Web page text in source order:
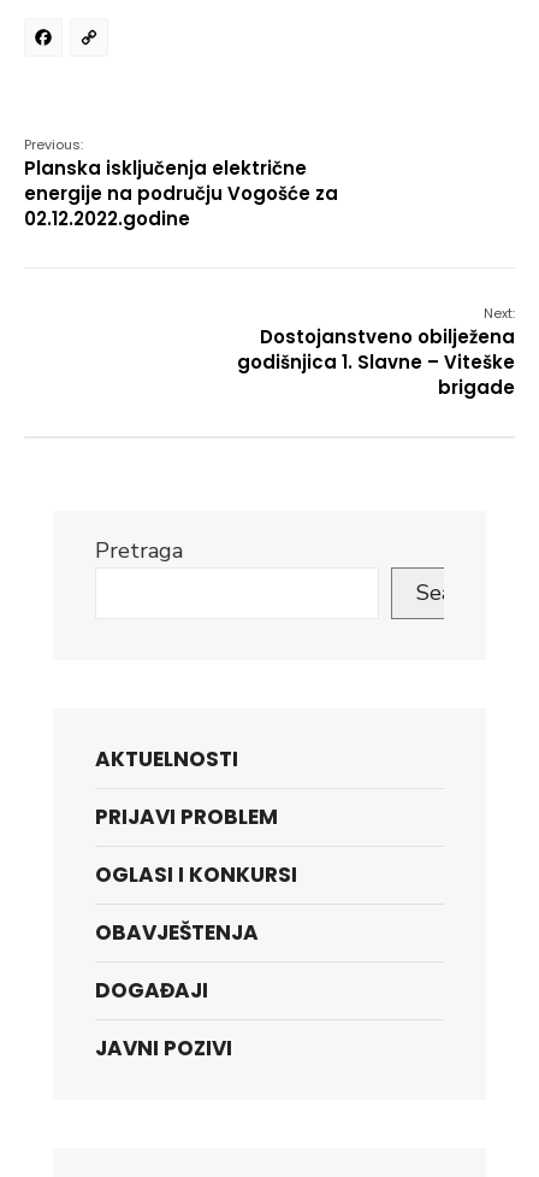
Facebook
Previous:
Planska isključenja električne
energije na području Vogošće za
02.12.2022.godine
Next:
Dostojanstveno obilježena
godišnjica 1. Slavne – Viteške
brigade
Pretraga
Search
AKTUELNOSTI
PRIJAVI PROBLEM
OGLASI I KONKURSI
OBAVJEŠTENJA
DOGAĐAJI
JAVNI POZIVI